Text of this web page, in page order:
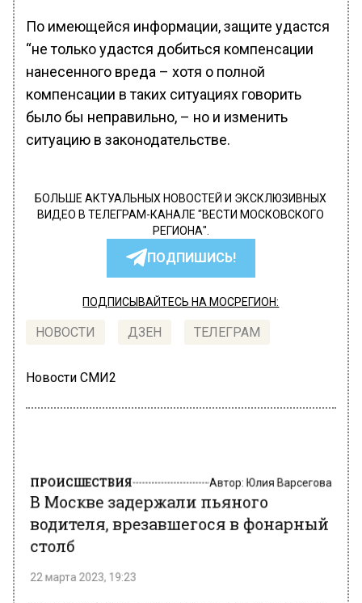
По имеющейся информации, защите удастся
“не только удастся добиться компенсации
нанесенного вреда – хотя о полной
компенсации в таких ситуациях говорить
было бы неправильно, – но и изменить
ситуацию в законодательстве.
БОЛЬШЕ АКТУАЛЬНЫХ НОВОСТЕЙ И ЭКСКЛЮЗИВНЫХ
ВИДЕО В ТЕЛЕГРАМ-КАНАЛЕ "ВЕСТИ МОСКОВСКОГО
РЕГИОНА".
ПОДПИШИСЬ!
ПОДПИСЫВАЙТЕСЬ НА МОСРЕГИОН:
НОВОСТИ ДЗЕН ТЕЛЕГРАМ
Новости СМИ2
В Москве задержали пьяного
водителя, врезавшегося в фонарный
столб